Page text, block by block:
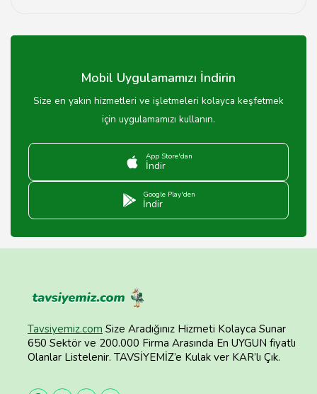
iletişim bilgilerini kullanarak doğrudan iletişime
Mobil Uygulamamızı İndirin
Size en yakın hizmetleri ve işletmeleri kolayca keşfetmek
için uygulamamızı kullanın.
App Store'dan
İndir
Google Play'den
İndir
Tavsiyemiz.com Size Aradığınız Hizmeti Kolayca Sunar
650 Sektör ve 200.000 Firma Arasında En UYGUN fiyatlı
Olanlar Listelenir. TAVSİYEMİZ’e Kulak ver KAR’lı Çık.